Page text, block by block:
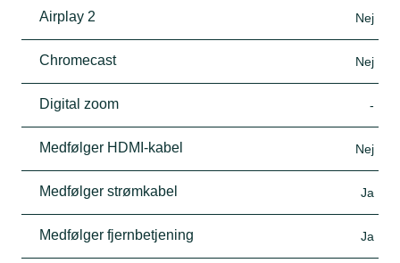
Airplay 2 Nej
Chromecast Nej
Digital zoom -
Medfølger HDMI-kabel Nej
Medfølger strømkabel Ja
Medfølger fjernbetjening Ja